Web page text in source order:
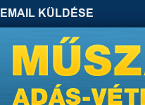
EMAIL KÜLDÉSE